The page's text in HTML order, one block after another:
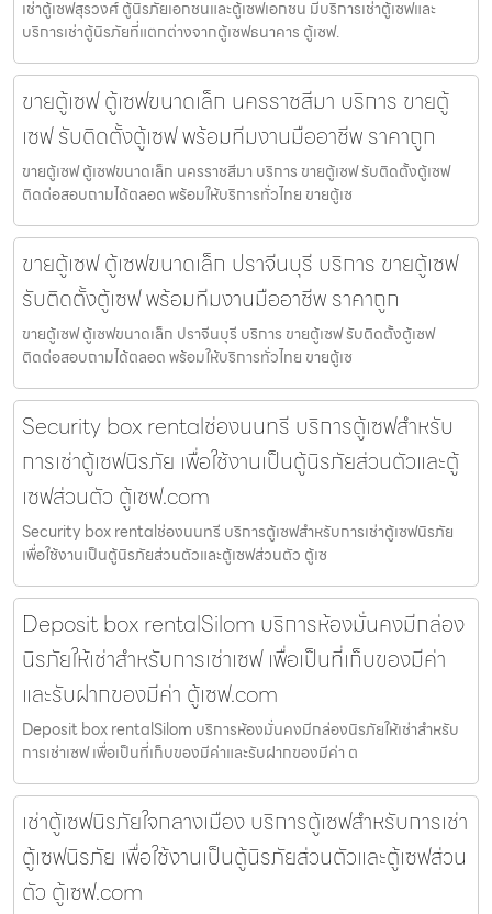
เช่าตู้เซฟสุรวงศ์ ตู้นิรภัยเอกชนและตู้เซฟเอกชน มีบริการเช่าตู้เซฟและ
บริการเช่าตู้นิรภัยที่แตกต่างจากตู้เซฟธนาคาร ตู้เซฟ.
ขายตู้เซฟ ตู้เซฟขนาดเล็ก นครราชสีมา บริการ ขายตู้
เซฟ รับติดตั้งตู้เซฟ พร้อมทีมงานมืออาชีพ ราคาถูก
ขายตู้เซฟ ตู้เซฟขนาดเล็ก นครราชสีมา บริการ ขายตู้เซฟ รับติดตั้งตู้เซฟ
ติดต่อสอบถามได้ตลอด พร้อมให้บริการทั่วไทย ขายตู้เซ
ขายตู้เซฟ ตู้เซฟขนาดเล็ก ปราจีนบุรี บริการ ขายตู้เซฟ
รับติดตั้งตู้เซฟ พร้อมทีมงานมืออาชีพ ราคาถูก
ขายตู้เซฟ ตู้เซฟขนาดเล็ก ปราจีนบุรี บริการ ขายตู้เซฟ รับติดตั้งตู้เซฟ
ติดต่อสอบถามได้ตลอด พร้อมให้บริการทั่วไทย ขายตู้เซ
Security box rentalช่องนนทรี บริการตู้เซฟสำหรับ
การเช่าตู้เซฟนิรภัย เพื่อใช้งานเป็นตู้นิรภัยส่วนตัวและตู้
เซฟส่วนตัว ตู้เซฟ.com
Security box rentalช่องนนทรี บริการตู้เซฟสำหรับการเช่าตู้เซฟนิรภัย
เพื่อใช้งานเป็นตู้นิรภัยส่วนตัวและตู้เซฟส่วนตัว ตู้เซ
Deposit box rentalSilom บริการห้องมั่นคงมีกล่อง
นิรภัยให้เช่าสำหรับการเช่าเซฟ เพื่อเป็นที่เก็บของมีค่า
และรับฝากของมีค่า ตู้เซฟ.com
Deposit box rentalSilom บริการห้องมั่นคงมีกล่องนิรภัยให้เช่าสำหรับ
การเช่าเซฟ เพื่อเป็นที่เก็บของมีค่าและรับฝากของมีค่า ต
เช่าตู้เซฟนิรภัยใจกลางเมือง บริการตู้เซฟสำหรับการเช่า
ตู้เซฟนิรภัย เพื่อใช้งานเป็นตู้นิรภัยส่วนตัวและตู้เซฟส่วน
ตัว ตู้เซฟ.com